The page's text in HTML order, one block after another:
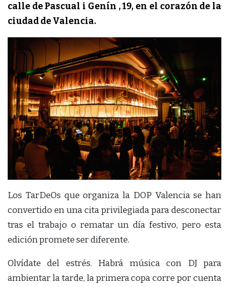
calle de Pascual i Genín , 19, en el corazón de la
ciudad de Valencia.
Los TarDeOs que organiza la DOP Valencia se han
convertido en una cita privilegiada para desconectar
tras el trabajo o rematar un día festivo, pero esta
edición promete ser diferente.
Olvídate del estrés. Habrá música con DJ para
ambientar la tarde, la primera copa corre por cuenta